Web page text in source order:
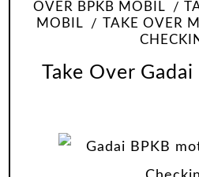
OVER BPKB MOBIL
MOBIL
TAKE OVER
Take Over